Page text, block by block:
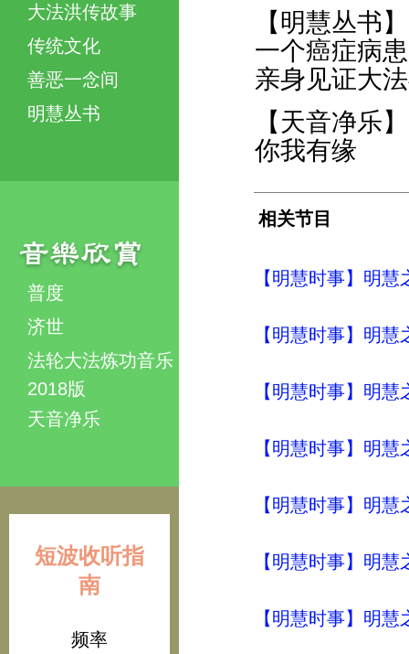
大法洪传故事
传统文化
善恶一念间
明慧丛书
普度
济世
法轮大法炼功音乐
2018版
天音净乐
短波收听指
南
频率
【明慧丛书
一个癌症病
亲身见证大
【天音净乐】
你我有缘
相关节目
【明慧时事】明
【明慧时事】明
【明慧时事】明
【明慧时事】明
【明慧时事】明
【明慧时事】明
【明慧时事】明